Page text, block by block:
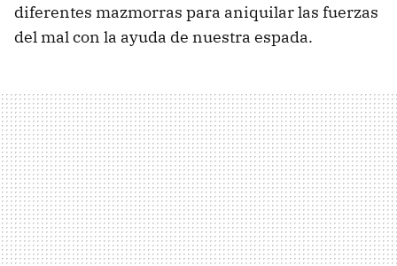
diferentes mazmorras para aniquilar las fuerzas
del mal con la ayuda de nuestra espada.